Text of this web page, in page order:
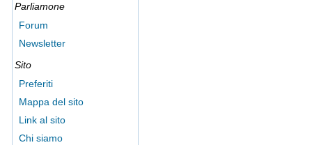
Parliamone
Forum
Newsletter
Sito
Preferiti
Mappa del sito
Link al sito
Chi siamo